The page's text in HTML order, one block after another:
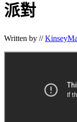
派對
Written by //